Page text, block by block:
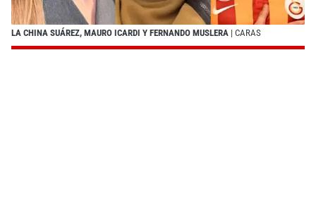
LA CHINA SUÁREZ, MAURO ICARDI Y FERNANDO MUSLERA | CARAS